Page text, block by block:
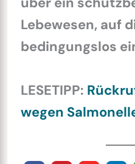
Lebewesen, auf
bedingungslos
LESETIPP:
wegen